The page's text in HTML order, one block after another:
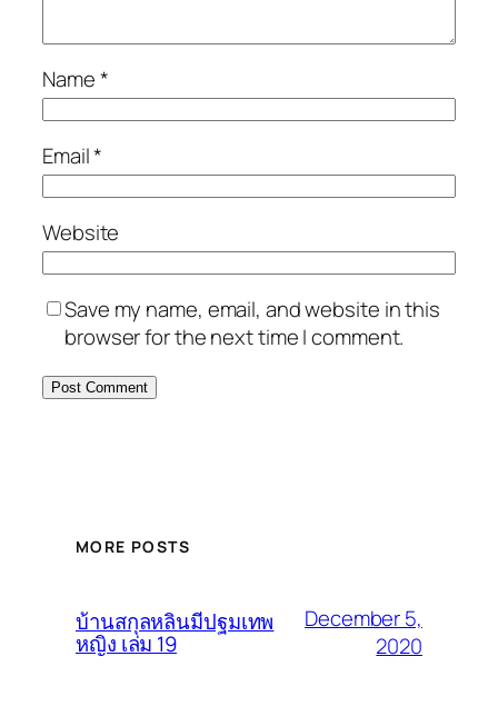
Name*
Email*
Website
Save my name, email, and website in this
browser for the next time I comment.
MORE POSTS
บ้านสกุลหลินมีปฐมเทพ
หญิง เล่ม 19
December 5,
2020